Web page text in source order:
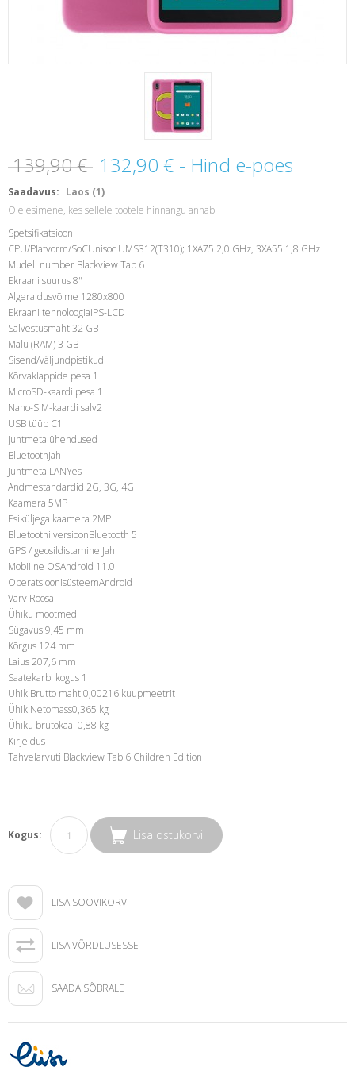
139,90 € 132,90 € - Hind e-poes
Saadavus: Laos (1)
Ole esimene, kes sellele tootele hinnangu annab
Spetsifikatsioon
CPU/Platvorm/SoCUnisoc UMS312(T310); 1XA75 2,0 GHz, 3XA55 1,8 GHz
Mudeli number Blackview Tab 6
Ekraani suurus 8"
Algeraldusvõime 1280x800
Ekraani tehnoloogiaIPS-LCD
Salvestusmaht 32 GB
Mälu (RAM) 3 GB
Sisend/väljundpistikud
Kõrvaklappide pesa 1
MicroSD-kaardi pesa 1
Nano-SIM-kaardi salv2
USB tüüp C1
Juhtmeta ühendused
BluetoothJah
Juhtmeta LANYes
Andmestandardid 2G, 3G, 4G
Kaamera 5MP
Esiküljega kaamera 2MP
Bluetoothi versioonBluetooth 5
GPS / geosildistamine Jah
Mobiilne OSAndroid 11.0
OperatsioonisüsteemAndroid
Värv Roosa
Ühiku mõõtmed
Sügavus 9,45 mm
Kõrgus 124 mm
Laius 207,6 mm
Saatekarbi kogus 1
Ühik Brutto maht 0,00216 kuupmeetrit
Ühik Netomass0,365 kg
Ühiku brutokaal 0,88 kg
Kirjeldus
Tahvelarvuti Blackview Tab 6 Children Edition
Kogus: Lisa ostukorvi
LISA SOOVIKORVI
LISA VÕRDLUSESSE
SAADA SÕBRALE